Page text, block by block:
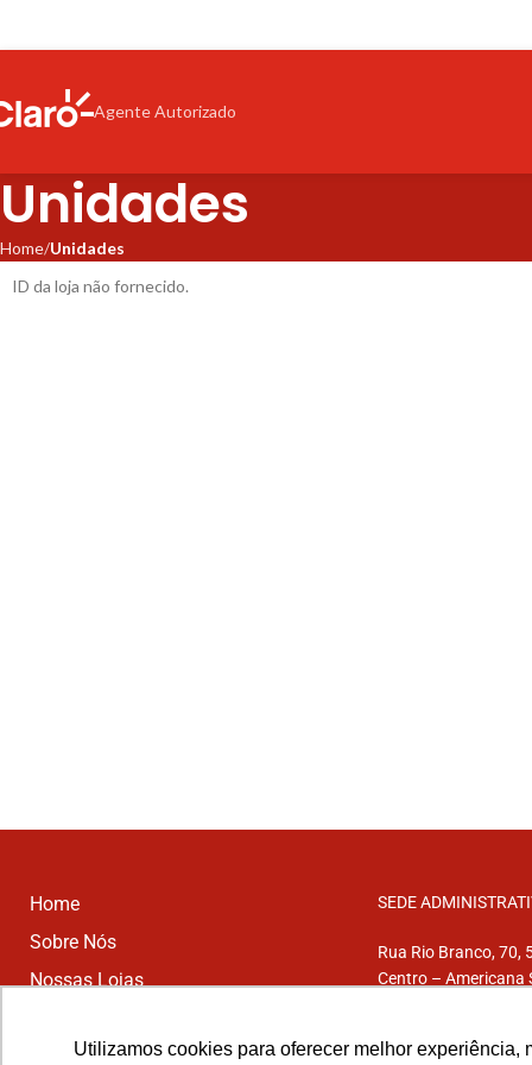
Utilizamos cookies para oferecer melhor
Agente Autorizado
Unidades
Home Unidades
ID da loja não fornecido.
Home
Sobre Nós
Nossas Lojas
Trabalhe Conosco
SEDE
Rua Rio Branco, 70,
Centro – Americana